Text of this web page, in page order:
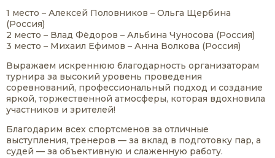
1 место – Алексей Половников – Ольга Щербина
(Россия)
2 место – Влад Фёдоров – Альбина Чуносова (Россия)
3 место – Михаил Ефимов – Анна Волкова (Россия)
Выражаем искреннюю благодарность организаторам
турнира за высокий уровень проведения
соревнований, профессиональный подход и создание
яркой, торжественной атмосферы, которая вдохновила
участников и зрителей!
Благодарим всех спортсменов за отличные
выступления, тренеров — за вклад в подготовку пар, а
судей — за объективную и слаженную работу.